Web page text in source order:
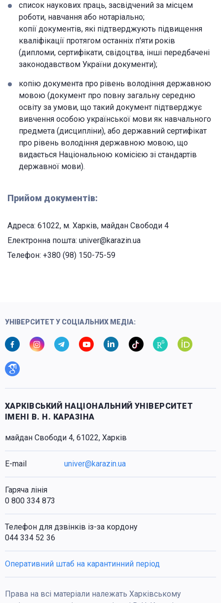
список наукових праць, засвідчений за місцем
роботи, навчання або нотаріально;
копії документів, які підтверджують підвищення
кваліфікації протягом останніх п'яти років
(дипломи, сертифікати, свідоцтва, інші передбачені
законодавством України документи);
копію документа про рівень володіння державною
мовою (документ про повну загальну середню
освіту за умови, що такий документ підтверджує
вивчення особою української мови як навчального
предмета (дисципліни), або державний сертифікат
про рівень володіння державною мовою, що
видається Національною комісією зі стандартів
державної мови).
Прийом документів:
Адреса: 61022, м. Харків, майдан Свободи 4
Електронна пошта: univer@karazin.ua
Телефон: +380 (98) 150-75-59
УНІВЕРСИТЕТ У СОЦІАЛЬНИХ МЕДІА:
ХАРКІВСЬКИЙ НАЦІОНАЛЬНИЙ УНІВЕРСИТЕТ
ІМЕНІ В. Н. КАРАЗІНА
майдан Свободи 4, 61022, Харків
E-mail univer@karazin.ua
Гаряча лінія
0 800 334 873
Телефон для дзвінків із-за кордону
044 334 52 36
Оперативний штаб на карантинний період
Права на всі матеріали належать Харківському